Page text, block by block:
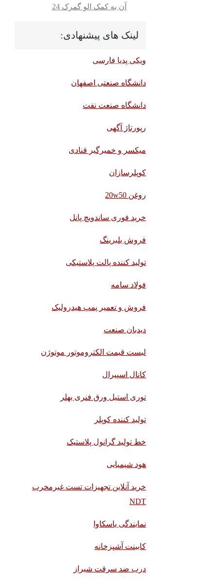
آن به کمک الو گمرک 24
لینک های پیشنهادی:
ویکی پدیا فارسی
دانشگاه صنعتی اصفهان
دانشگاه صنعت نفت
رپورتاژ آگهی
میکسر و خمیرگیر قنادی
کوپلرسازان
روغن 20w50
خرید فوری ساندویچ پانل
فروش بلبرینگ
تولید کننده پالت پلاستیکی
فولاد سامه
فروش و تعمیر پمپ هیدرولیک
دیدبان صنعت
لیست قیمت الکتروموتور موتوژن
کانال اسپیرال
توری استیل ورق فنری بهلر
تولید کننده کوپلر
خط تولید گرانول پلاستیک
هود شیمیایی
خرید آنلاین تجهیزات تست غیرمخرب
NDT
نمایندگی یاسکاوا
کابینت آشپزخانه
درب ضد سرقت شیراز